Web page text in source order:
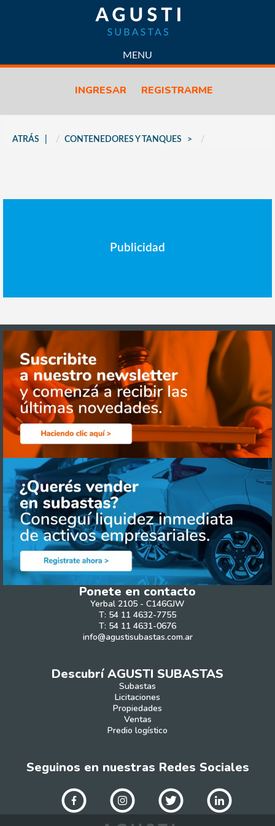
CONTACTO
LICITACIONES
PREDIO LOGÍSTICO
POLÍTICA DE CALIDAD
MENU
INGRESAR REGISTRARME
ATRÁS CONTENEDORES Y TANQUES
Publicidad
Ponete en contacto
Yerbal 2105 - C146GJW
T: 54 11 4632-7755
T: 54 11 4631-0676
info@agustisubastas.com.ar
Descubrí AGUSTI SUBASTAS
Subastas
Licitaciones
Propiedades
Ventas
Predio logístico
Seguinos en nuestras Redes Sociales